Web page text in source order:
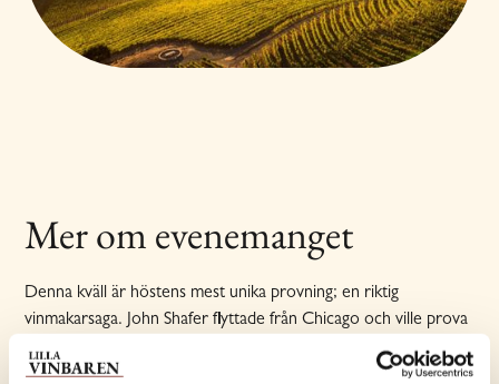
Mer om evenemanget
Denna kväll är höstens mest unika provning; en riktig
vinmakarsaga. John Shafer flyttade från Chicago och ville prova
"The American Dream", att äga en vingård i Kalifornien. Resan
var trög men när bollen väl var i rullning gick det fort. Idag